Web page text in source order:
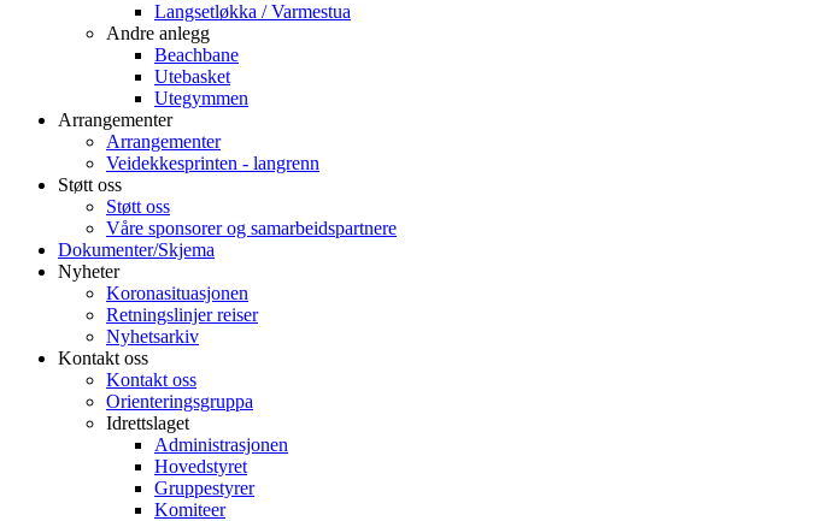
Langsetløkka / Varmestua
Andre anlegg
Beachbane
Utebasket
Utegymmen
Arrangementer
Arrangementer
Veidekkesprinten - langrenn
Støtt oss
Støtt oss
Våre sponsorer og samarbeidspartnere
Dokumenter/Skjema
Nyheter
Koronasituasjonen
Retningslinjer reiser
Nyhetsarkiv
Kontakt oss
Kontakt oss
Orienteringsgruppa
Idrettslaget
Administrasjonen
Hovedstyret
Gruppestyrer
Komiteer